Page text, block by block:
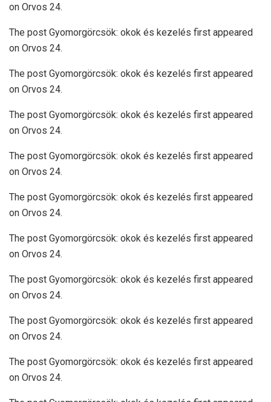
on Orvos 24.
The post Gyomorgörcsök: okok és kezelés first appeared
on Orvos 24.
The post Gyomorgörcsök: okok és kezelés first appeared
on Orvos 24.
The post Gyomorgörcsök: okok és kezelés first appeared
on Orvos 24.
The post Gyomorgörcsök: okok és kezelés first appeared
on Orvos 24.
The post Gyomorgörcsök: okok és kezelés first appeared
on Orvos 24.
The post Gyomorgörcsök: okok és kezelés first appeared
on Orvos 24.
The post Gyomorgörcsök: okok és kezelés first appeared
on Orvos 24.
The post Gyomorgörcsök: okok és kezelés first appeared
on Orvos 24.
The post Gyomorgörcsök: okok és kezelés first appeared
on Orvos 24.